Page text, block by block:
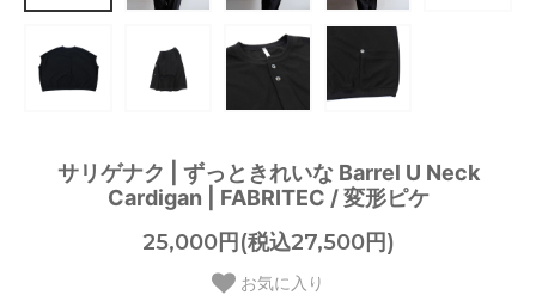
サリゲナク | ずっときれいな Barrel U Neck
Cardigan | FABRITEC / 変形ピケ
25,000円(税込27,500円)
お気に入り